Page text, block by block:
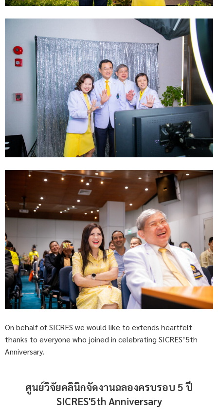
On behalf of SICRES we would like to extends heartfelt
thanks to everyone who joined in celebrating SICRES’5th
Anniversary.
ศูนย์วิจัยคลินิกจัดงานฉลองครบรอบ 5 ปี
SICRES'5th Anniversary